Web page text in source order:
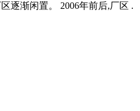
逐渐闲置。 2006年前后,厂区 .